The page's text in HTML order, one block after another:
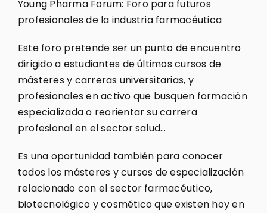
Young Pharma Forum: Foro para futuros
profesionales de la industria farmacéutica
Este foro pretende ser un punto de encuentro
dirigido a estudiantes de últimos cursos de
másteres y carreras universitarias, y
profesionales en activo que busquen formación
especializada o reorientar su carrera
profesional en el sector salud…
Es una oportunidad también para conocer
todos los másteres y cursos de especialización
relacionado con el sector farmacéutico,
biotecnológico y cosmético que existen hoy en